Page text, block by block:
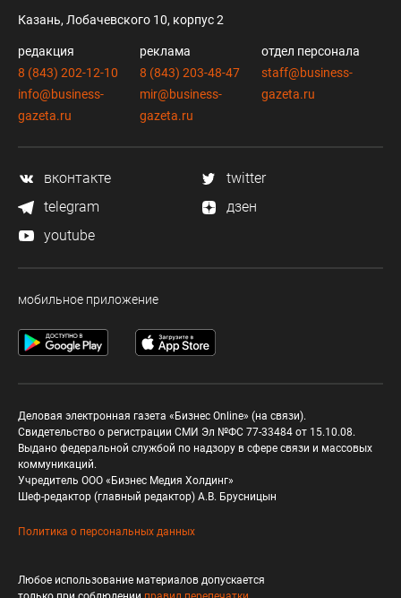
Казань, Лобачевского 10, корпус 2
редакция
8 (843) 202-12-10
info@business-
gazeta.ru
реклама
8 (843) 203-48-47
mir@business-
gazeta.ru
отдел персонала
staff@business-
gazeta.ru
вконтакте
twitter
telegram
дзен
youtube
мобильное приложение
Деловая электронная газета «Бизнес Online» (на связи).
Свидетельство о регистрации СМИ Эл №ФС 77-33484 от 15.10.08.
Выдано федеральной службой по надзору в сфере связи и массовых
коммуникаций.
Учредитель ООО «Бизнес Медия Холдинг»
Шеф-редактор (главный редактор) А.В. Брусницын
Политика о персональных данных
Любое использование материалов допускается